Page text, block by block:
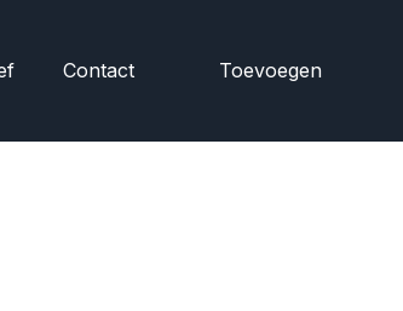
Contact Toevoegen